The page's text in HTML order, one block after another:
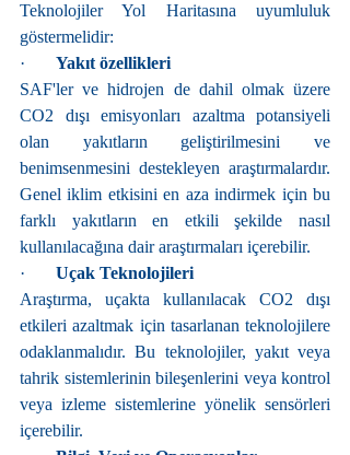
Teknolojiler Yol Haritasına uyumluluk
göstermelidir:
· Yakıt özellikleri
SAF'ler ve hidrojen de dahil olmak üzere
CO2 dışı emisyonları azaltma potansiyeli
olan yakıtların geliştirilmesini ve
benimsenmesini destekleyen araştırmalardır.
Genel iklim etkisini en aza indirmek için bu
farklı yakıtların en etkili şekilde nasıl
kullanılacağına dair araştırmaları içerebilir.
· Uçak Teknolojileri
Araştırma, uçakta kullanılacak CO2 dışı
etkileri azaltmak için tasarlanan teknolojilere
odaklanmalıdır. Bu teknolojiler, yakıt veya
tahrik sistemlerinin bileşenlerini veya kontrol
veya izleme sistemlerine yönelik sensörleri
içerebilir.